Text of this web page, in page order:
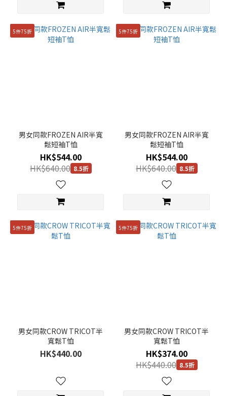
5件75折
男女同款FROZEN AIR半寬
鬆短袖T恤
HK$544.00
HK$640.00 8.5折
5件75折
男女同款FROZEN AIR半寬
鬆短袖T恤
HK$544.00
HK$640.00 8.5折
5件75折
男女同款CROW TRICOT半
寬鬆T恤
HK$440.00
5件75折
男女同款CROW TRICOT半
寬鬆T恤
HK$374.00
HK$440.00 8.5折